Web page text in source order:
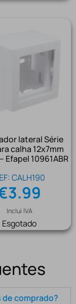
lateral Série
calha 12x7mm
Efapel 10961ABR
CALH190
3.99
Inclui IVA
Esgotado
comprado?